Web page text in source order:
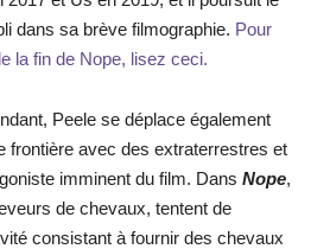
dans sa brève filmographie. Pour
la fin de Nope, lisez ceci.
Peele se déplace également
frontière avec des extraterrestres et
imminent du film. Dans Nope,
de chevaux, tentent de
consistant à fournir des chevaux